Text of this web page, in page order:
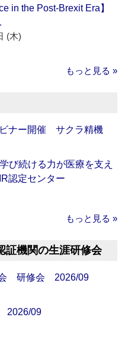
in the Post-Brexit Era】
(木)
もっと見る »
ナー開催 サクラ精機
び続ける力が医療を支え
認定センター
もっと見る »
証機関の生涯研修会
会 研修会 2026/09
2026/09